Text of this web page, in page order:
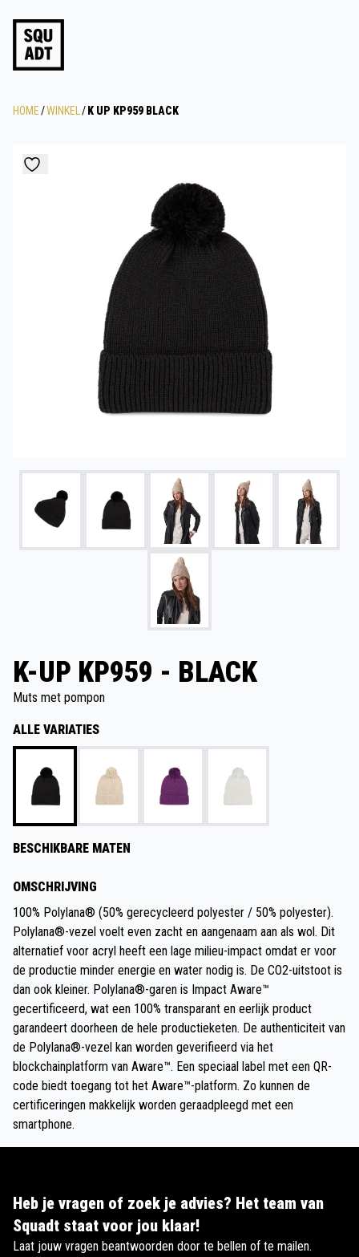
HOME/WINKEL / K UP KP959 BLACK
K-UP KP959 - BLACK
Muts met pompon
ALLE VARIATIES
BESCHIKBARE MATEN
OMSCHRIJVING
100% Polylana® (50% gerecycleerd polyester / 50% polyester).
Polylana®-vezel voelt even zacht en aangenaam aan als wol. Dit
alternatief voor acryl heeft een lage milieu-impact omdat er voor
de productie minder energie en water nodig is. De CO2-uitstoot is
dan ook kleiner. Polylana®-garen is Impact Aware™
gecertificeerd, wat een 100% transparant en eerlijk product
garandeert doorheen de hele productieketen. De authenticiteit van
de Polylana®-vezel kan worden geverifieerd via het
blockchainplatform van Aware™. Een speciaal label met een QR-
code biedt toegang tot het Aware™-platform. Zo kunnen de
certificeringen makkelijk worden geraadpleegd met een
smartphone.
Heb je vragen of zoek je advies? Het team van
Squadt staat voor jou klaar!
Laat jouw vragen beantwoorden door te bellen of te mailen.